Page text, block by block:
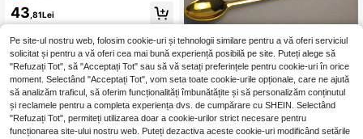
birou, ceai de după-amiază, set de
ceai de lux, potrivit pentru hotel, res
taurant, acasă, cafenea, ceai de flor
i, cadou personalizat, suvenir, petre
cere, adunare, zi de naștere, cadou
de nuntă și cină, poate fi folosit ca d
iverse cadouri de sărbători
43 ,81Lei
1 ceașcă de cafea de lux din sticlă
cu ramă aurie și linguriță, ceașcă de
cafea turcească nouă cu farfurie, fa
rfurie de desert cu fluture
17,02Lei -15%
20,08LeiPreț minim
Pe site-ul nostru web, folosim cookie-uri și tehnologii similare pentru a vă oferi serviciul
solicitat și pentru a vă oferi cea mai bună experiență posibilă pe site. Puteți alege să
"Refuzați Tot", să "Acceptați Tot" sau să vă setați preferințele pentru cookie-uri în orice
moment. Selectând "Acceptați Tot", vom seta toate cookie-urile opționale, care ne ajută
să analizăm traficul, să oferim funcționalități îmbunătățite și să personalizăm conținutul
și reclamele pentru a completa experiența dvs. de cumpărare cu SHEIN. Selectând
"Refuzați Tot", permiteți utilizarea doar a cookie-urilor strict necesare pentru
funcționarea site-ului nostru web. Puteți dezactiva aceste cookie-uri modificând setările